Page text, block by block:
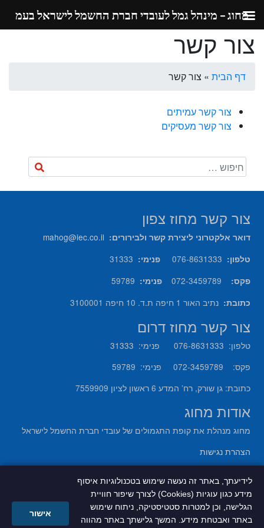
צור קשר
דף הבית » צור קשר
צור קשר עמיתים
צור קשר מעסיקים
צור קשר מחוז צפון
דואר אלקטרוני ליצירת קשר ולבירורים:
mahog@iec.co.il
טלפון: פנימי:
פקס: פנימי:
כתובת: נתיב האור 1 חיפה ת.ד. 10 חיפה 3100001
צור קשר מחוז דרום
טלפון: 076-8631333 פנימי: 31333
פקס: 072-3459789 פנימי: 59789
כתובת: גן שורק, רח’ המדע 6 ראשון לציון 7559909
אודות מחוג
מחוג מנהלת את קופת התגמולים של עובדי חברת החשמל לישראל
הצהרת נגישות
טאדאם - בניית אתרים ואחזקת שרתים
מחוג – מינהל גמל לעובדי חברת החשמל לישראל בעמ
לידיעתך, באתר זה נעשה שימוש בטכנולוגיות איסוף
מידע כגון עוגיות (Cookies) לצורך שיפור חוויית
הגלישה, וכן למטרות סטטיסטיקה, ניתוח שימוש
באתר ואבטחת מידע. המשך גלישתך באתר מהווה
אישור